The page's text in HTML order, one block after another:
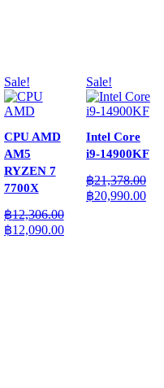
Sale!
CPU AMD
AM5
RYZEN 7
7700X
฿12,306.00
Original
฿12,090.00Current
Sale!
Intel Core
i9-14900KF
฿21,378.00
Original
฿20,990.00